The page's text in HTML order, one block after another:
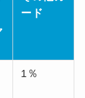
ード
1％